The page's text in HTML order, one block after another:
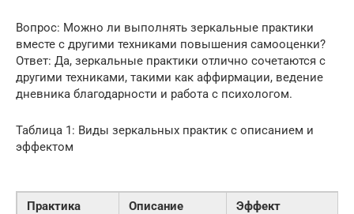
Вопрос: Можно ли выполнять зеркальные практики
вместе с другими техниками повышения самооценки?
Ответ: Да, зеркальные практики отлично сочетаются с
другими техниками, такими как аффирмации, ведение
дневника благодарности и работа с психологом.
Таблица 1: Виды зеркальных практик с описанием и
эффектом
Практика Описание Эффект